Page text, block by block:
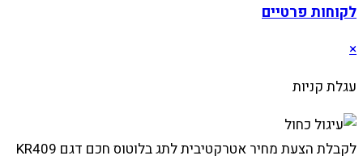
לקוחות פרטיים
×
עגלת קניות
לקבלת הצעת מחיר אטרקטיבית לתג בלוטוס חכם דגם KR409